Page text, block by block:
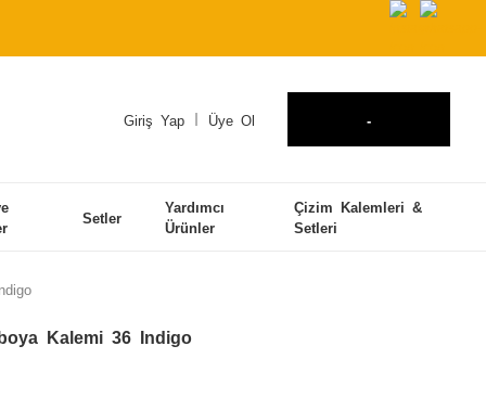
Giriş Yap Üye Ol -
Setler
Yardımcı
Ürünler
Çizim Kalemleri &
Setleri
Kalemi 36 Indigo